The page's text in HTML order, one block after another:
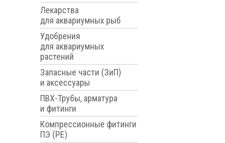
Лекарства
для аквариумных рыб
Удобрения
для аквариумных
растений
Запасные части (ЗиП)
и аксессуары
ПВХ-Трубы, арматура
и фитинги
Компрессионные фитинги
ПЭ (PE)